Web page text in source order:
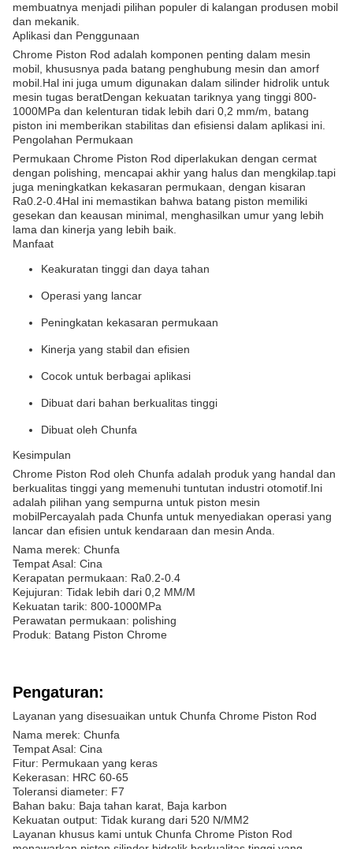
membuatnya menjadi pilihan populer di kalangan produsen mobil
dan mekanik.
Aplikasi dan Penggunaan
Chrome Piston Rod adalah komponen penting dalam mesin
mobil, khususnya pada batang penghubung mesin dan amorf
mobil.Hal ini juga umum digunakan dalam silinder hidrolik untuk
mesin tugas beratDengan kekuatan tariknya yang tinggi 800-
1000MPa dan kelenturan tidak lebih dari 0,2 mm/m, batang
piston ini memberikan stabilitas dan efisiensi dalam aplikasi ini.
Pengolahan Permukaan
Permukaan Chrome Piston Rod diperlakukan dengan cermat
dengan polishing, mencapai akhir yang halus dan mengkilap.tapi
juga meningkatkan kekasaran permukaan, dengan kisaran
Ra0.2-0.4Hal ini memastikan bahwa batang piston memiliki
gesekan dan keausan minimal, menghasilkan umur yang lebih
lama dan kinerja yang lebih baik.
Manfaat
Keakuratan tinggi dan daya tahan
Operasi yang lancar
Peningkatan kekasaran permukaan
Kinerja yang stabil dan efisien
Cocok untuk berbagai aplikasi
Dibuat dari bahan berkualitas tinggi
Dibuat oleh Chunfa
Kesimpulan
Chrome Piston Rod oleh Chunfa adalah produk yang handal dan
berkualitas tinggi yang memenuhi tuntutan industri otomotif.Ini
adalah pilihan yang sempurna untuk piston mesin
mobilPercayalah pada Chunfa untuk menyediakan operasi yang
lancar dan efisien untuk kendaraan dan mesin Anda.
Nama merek: Chunfa
Tempat Asal: Cina
Kerapatan permukaan: Ra0.2-0.4
Kejujuran: Tidak lebih dari 0,2 MM/M
Kekuatan tarik: 800-1000MPa
Perawatan permukaan: polishing
Produk: Batang Piston Chrome
Pengaturan:
Layanan yang disesuaikan untuk Chunfa Chrome Piston Rod
Nama merek: Chunfa
Tempat Asal: Cina
Fitur: Permukaan yang keras
Kekerasan: HRC 60-65
Toleransi diameter: F7
Bahan baku: Baja tahan karat, Baja karbon
Kekuatan output: Tidak kurang dari 520 N/MM2
Layanan khusus kami untuk Chunfa Chrome Piston Rod